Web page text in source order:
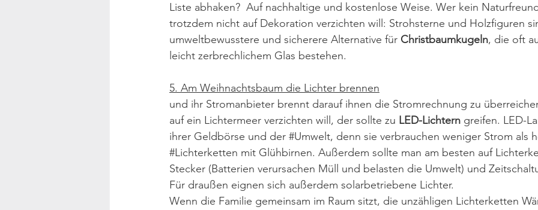
Liste abhaken?  Auf nachhaltige und kostenlose Weise. Wer kein
trotzdem nicht auf Dekoration verzichten will: Strohsterne und Holzfiguren
umweltbewusstere und sicherere Alternative für Christbaumkugeln, die oft
leicht zerbrechlichem Glas bestehen.
5. Am Weihnachtsbaum die Lichter brennen
und ihr Stromanbieter brennt darauf ihnen die Stromrechnung zu
auf ein Lichtermeer verzichten will, der sollte zu LED-Lichtern greifen. LED-
ihrer Geldbörse und der #Umwelt, denn sie verbrauchen weniger Strom als
#Lichterketten mit Glühbirnen. Außerdem sollte man am besten auf
Stecker (Batterien verursachen Müll und belasten die Umwelt) und
Für draußen eignen sich außerdem solarbetriebene Lichter.
Wenn die Familie gemeinsam im Raum sitzt, die unzähligen Lichterketten